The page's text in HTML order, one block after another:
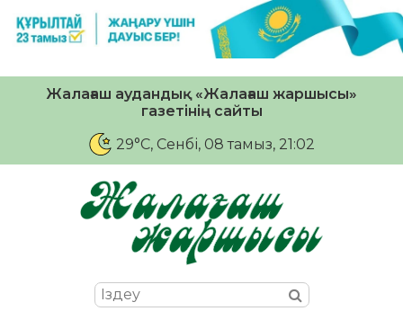
Жалағаш аудандық «Жалағаш жаршысы»
газетінің сайты
29°C, Сенбі, 08 тамыз, 21:02